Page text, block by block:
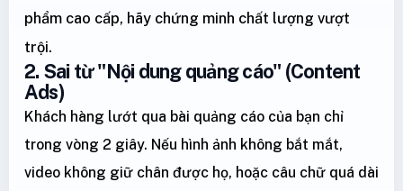
phẩm cao cấp, hãy chứng minh chất lượng vượt
trội.
2. Sai từ "Nội dung quảng cáo" (Content
Ads)
Khách hàng lướt qua bài quảng cáo của bạn chỉ
trong vòng 2 giây. Nếu hình ảnh không bắt mắt,
video không giữ chân được họ, hoặc câu chữ quá dài